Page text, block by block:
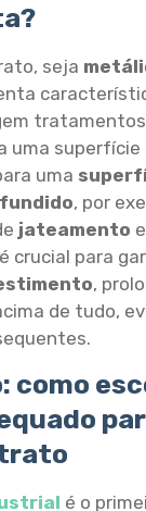
seja
uma superfície
uma
, por
jateamento e
crucial para
,
de tudo,
como
é o